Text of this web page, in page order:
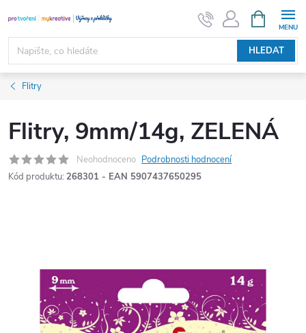
na
obsah
HLEDAT
NÁKUPNÍ
KOŠÍK
Flitry
Flitry, 9mm/14g, ZELENÁ
Neohodnoceno Podrobnosti hodnocení
Kód produktu: 268301 - EAN 5907437650295